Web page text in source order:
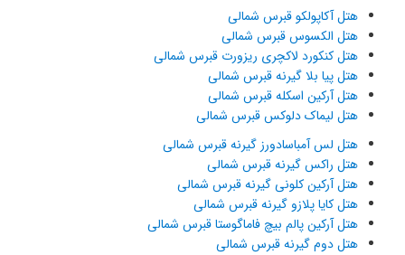
هتل آکاپولکو قبرس شمالی
هتل الکسوس قبرس شمالی
هتل کنکورد لاکچری ریزورت قبرس شمالی
هتل پیا بلا گیرنه قبرس شمالی
هتل آرکین اسکله قبرس شمالی
هتل لیماک دلوکس قبرس شمالی
هتل لس آمباسادورز گیرنه قبرس شمالی
هتل راکس گیرنه قبرس شمالی
هتل آرکین کلونی گیرنه قبرس شمالی
هتل کایا پلازو گیرنه قبرس شمالی
هتل آرکین پالم بیچ فاماگوستا قبرس شمالی
هتل دوم گیرنه قبرس شمالی